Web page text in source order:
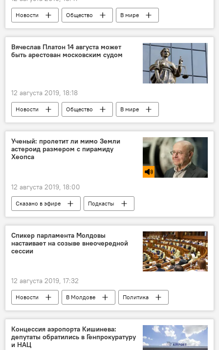
Новости Общество В мире
Вячеслав Платон 14 августа может
быть арестован московским судом
12 августа 2019, 18:18
Новости Общество
В мире
Россия
Ученый: пролетит ли мимо Земли
астероид размером с пирамиду
Хеопса
12 августа 2019, 18:00
Сказано в эфире
Подкасты
Новости
Спикер парламента Молдовы
настаивает на созыве внеочередной
сессии
12 августа 2019, 17:32
Новости В Молдове Политика
Концессия аэропорта Кишинева:
депутаты обратились в Генпрокуратуру
и НАЦ